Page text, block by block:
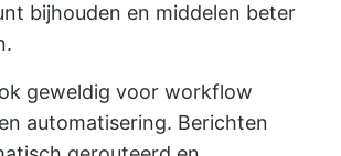
bijhouden en middelen beter
geweldig voor workflow
automatisering. Berichten